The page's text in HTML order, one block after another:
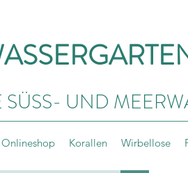
UND
Onlineshop Korallen Wirbellose